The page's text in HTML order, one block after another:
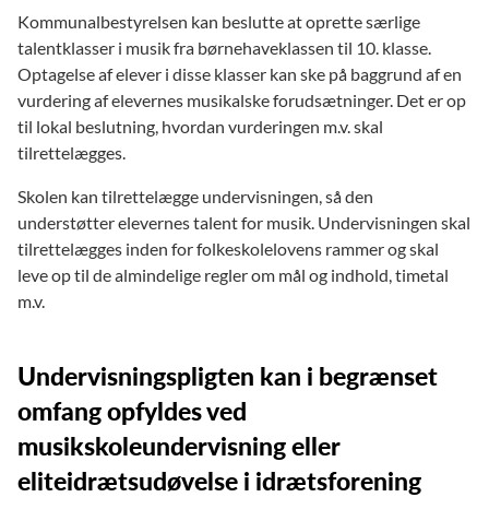
Kommunalbestyrelsen kan beslutte at oprette særlige
talentklasser i musik fra børnehaveklassen til 10. klasse.
Optagelse af elever i disse klasser kan ske på baggrund af en
vurdering af elevernes musikalske forudsætninger. Det er op
til lokal beslutning, hvordan vurderingen m.v. skal
tilrettelægges.
Skolen kan tilrettelægge undervisningen, så den
understøtter elevernes talent for musik. Undervisningen skal
tilrettelægges inden for folkeskolelovens rammer og skal
leve op til de almindelige regler om mål og indhold, timetal
m.v.
Undervisningspligten kan i begrænset
omfang opfyldes ved
musikskoleundervisning eller
eliteidrætsudøvelse i idrætsforening